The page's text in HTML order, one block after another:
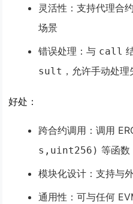
灵活性 ：支持代理合
场景
错误处理 ：与 call
sult ，允许手动处理
好处 ：
跨合约调用 ：调用
s,uint256) 等函数
模块化设计 ：支持与
通用性 ：可与任何